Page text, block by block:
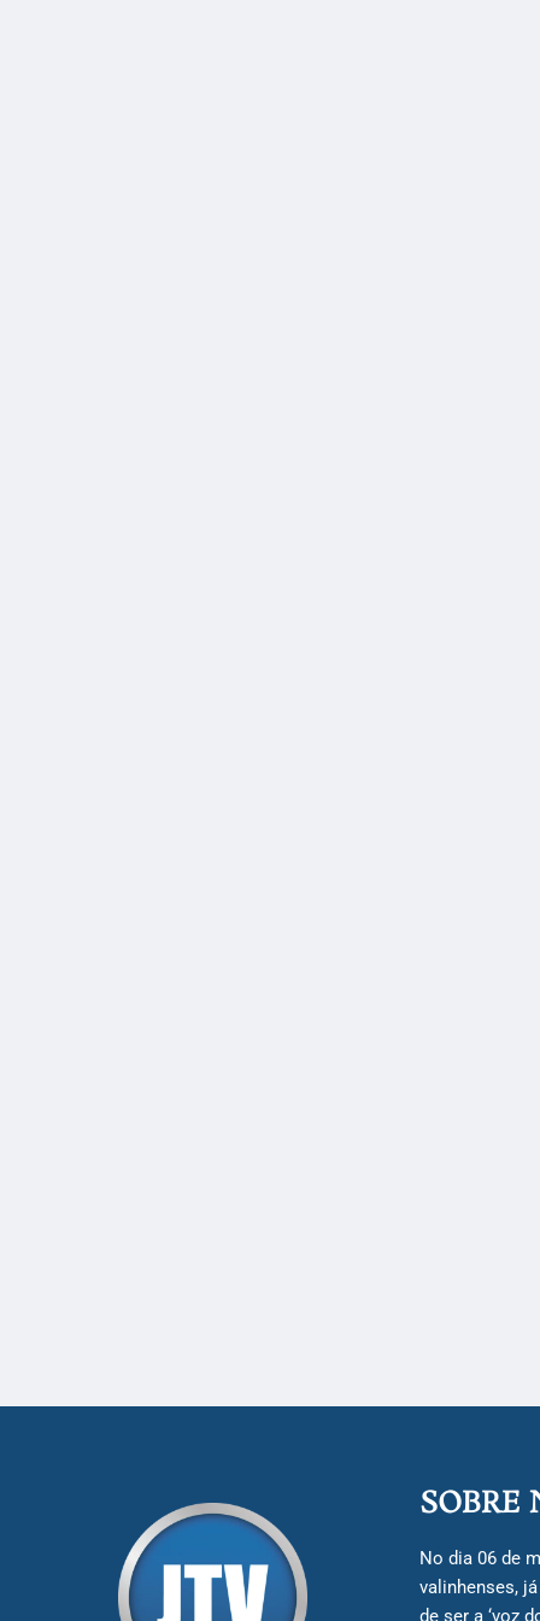
SOBRE
No dia 06 de
valinhenses,
de ser a ‘voz